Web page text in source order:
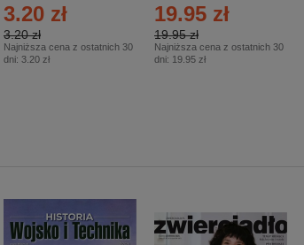
3.20 zł
3.20 zł
Najniższa cena z ostatnich 30
dni: 3.20 zł
19.95 zł
19.95 zł
Najniższa cena z ostatnich 30
dni: 19.95 zł